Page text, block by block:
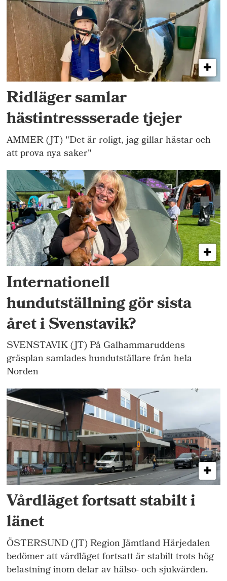
Ridläger samlar
hästintressserade tjejer
AMMER (JT) "Det är roligt, jag gillar hästar och
att prova nya saker"
Internationell
hundutställning gör sista
året i Svenstavik?
SVENSTAVIK (JT) På Galhammaruddens
gräsplan samlades hundutställare från hela
Norden
Vårdläget fortsatt stabilt i
länet
ÖSTERSUND (JT) Region Jämtland Härjedalen
bedömer att vårdläget fortsatt är stabilt trots hög
belastning inom delar av hälso- och sjukvården.